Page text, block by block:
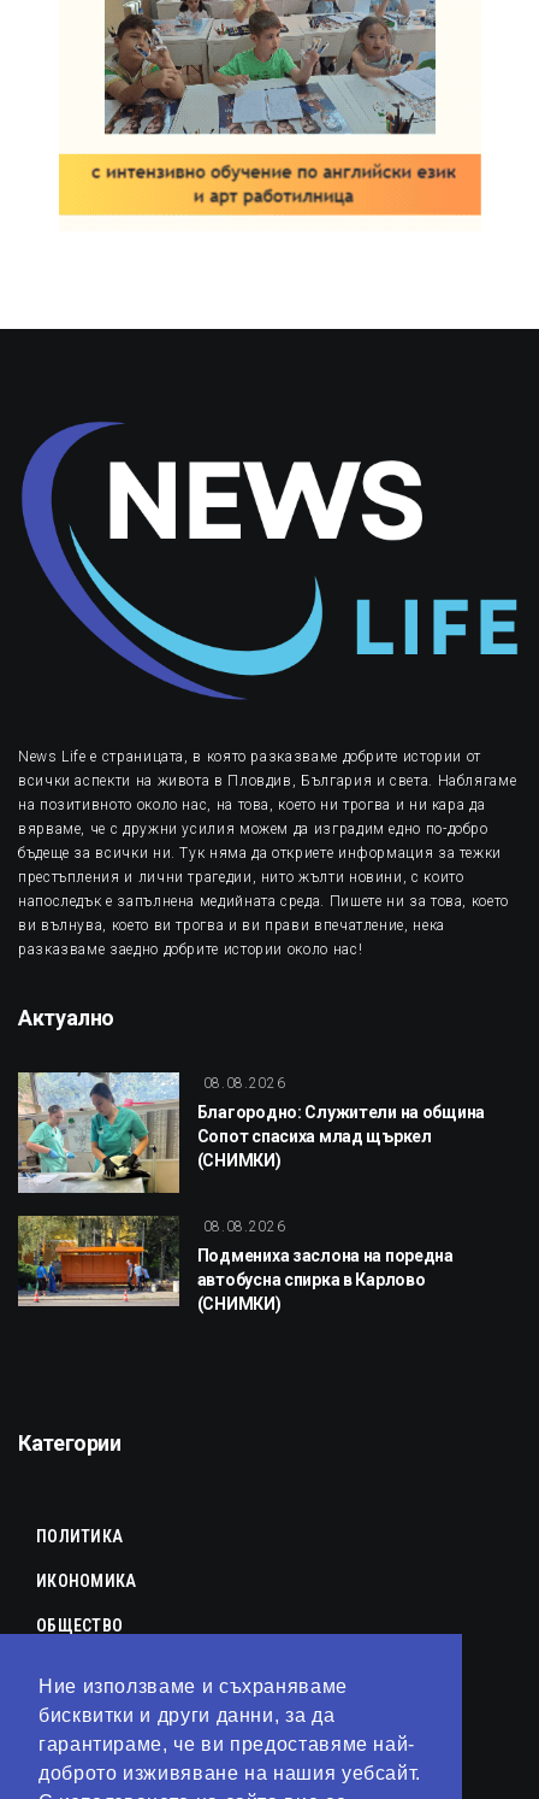
Ние използваме и съхраняваме
бисквитки и други данни, за да
гарантираме, че ви предоставяме най-
доброто изживяване на нашия уебсайт.
News Life е страницата, в която разказваме добрите истории от
всички аспекти на живота в Пловдив, България и света. Наблягаме
на позитивното около нас, на това, което ни трогва и ни кара да
вярваме, че с дружни усилия можем да изградим едно по-добро
бъдеще за всички ни. Тук няма да откриете информация за тежки
престъпления и лични трагедии, нито жълти новини, с които
напоследък е запълнена медийната среда. Пишете ни за това, което
ви вълнува, което ви трогва и ви прави впечатление, нека
разказваме заедно добрите истории около нас!
Актуално
08.08.2026
Благородно: Служители на община
Сопот спасиха млад щъркел
(СНИМКИ)
08.08.2026
Подмениха заслона на поредна
автобусна спирка в Карлово
(СНИМКИ)
Категории
ПОЛИТИКА
ИКОНОМИКА
ОБЩЕСТВО
КУЛТУРА
ЛАЙФСТАЙЛ